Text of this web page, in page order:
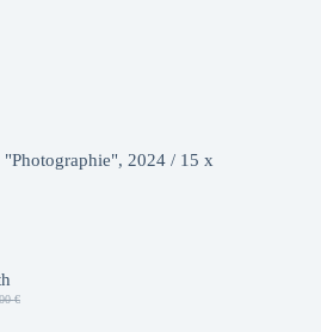
"Photographie", 2024 / 15 x
€